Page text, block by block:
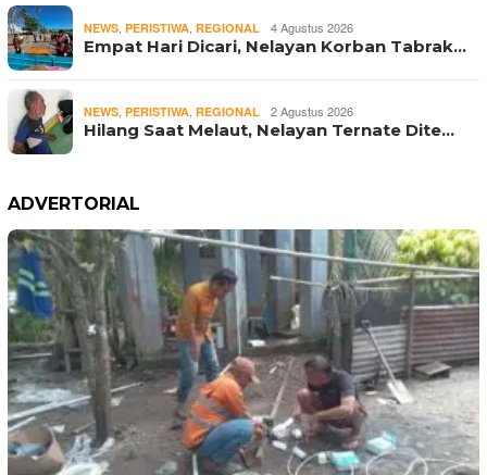
NEWS PERISTIWA REGIONAL 4 Agustus 2026
Empat Hari Dicari, Nelayan Korban Tabrak…
NEWS PERISTIWA REGIONAL 2 Agustus 2026
Hilang Saat Melaut, Nelayan Ternate Dite…
ADVERTORIAL